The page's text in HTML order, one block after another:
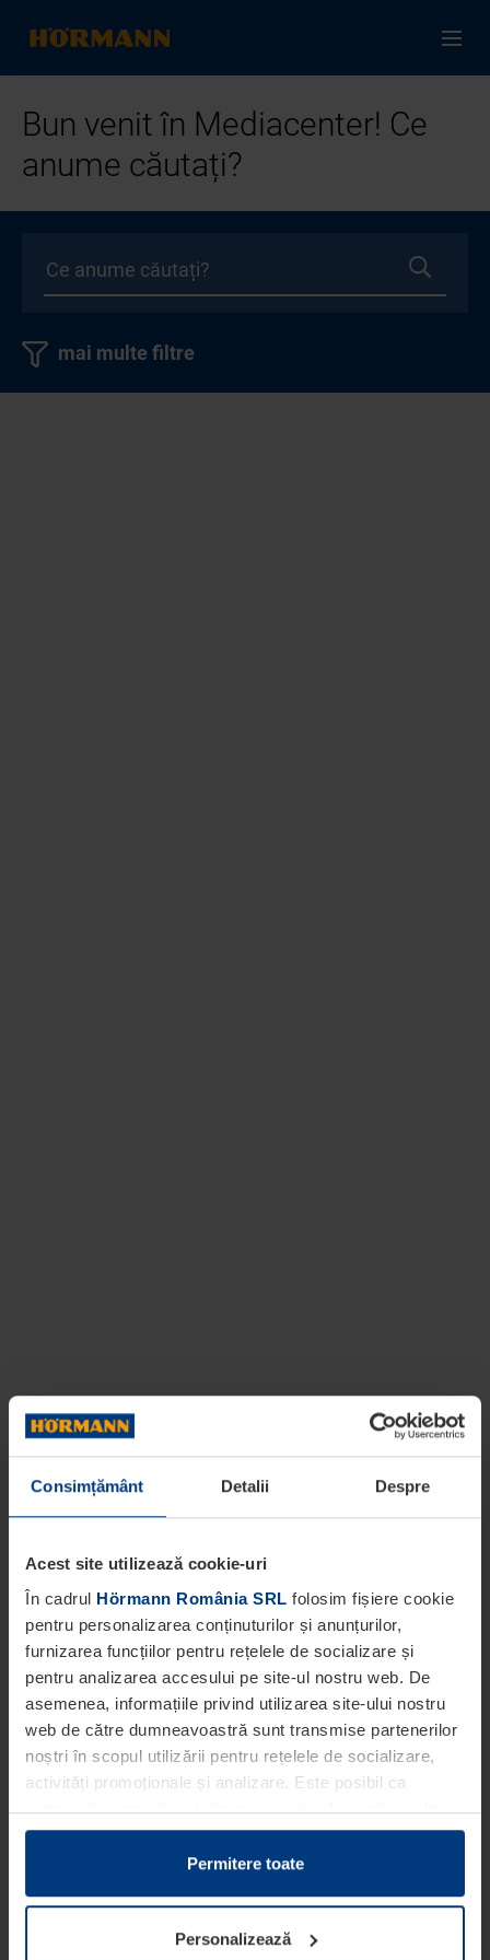
Consimțământ Detalii Despre
Acest site utilizează cookie-uri
În cadrul Hörmann România SRL folosim fișiere cookie
pentru personalizarea conținuturilor și anunțurilor,
furnizarea funcțiilor pentru rețelele de socializare și
pentru analizarea accesului pe site-ul nostru web. De
asemenea, informațiile privind utilizarea site-ului nostru
web de către dumneavoastră sunt transmise partenerilor
noștri în scopul utilizării pentru rețelele de socializare,
activități promoționale și analizare. Este posibil ca
partenerii noștri să sintetizeze aceste informații cu alte
date pe care dumneavoastră le-ați pus la dispoziția
acestora ori care au fost colectate în cadrul utilizării
Din punct de vedere legal, putem stoca fișiere cookie pe
dispozitivul dumneavoastră în cazul în care acestea sunt
Permitere toate
Personalizează
Bun venit în Mediacenter! Ce
anume căutați?
mai multe filtre